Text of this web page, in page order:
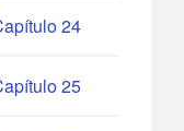
24
25